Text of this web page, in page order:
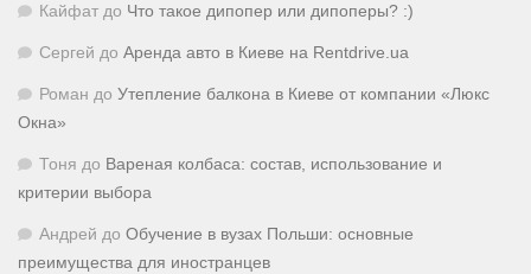
Кайфат до Что такое дипопер или дипоперы? :)
Сергей до Аренда авто в Киеве на Rentdrive.ua
Роман до Утепление балкона в Киеве от компании «Люкс
Окна»
Тоня до Вареная колбаса: состав, использование и
критерии выбора
Андрей до Обучение в вузах Польши: основные
преимущества для иностранцев